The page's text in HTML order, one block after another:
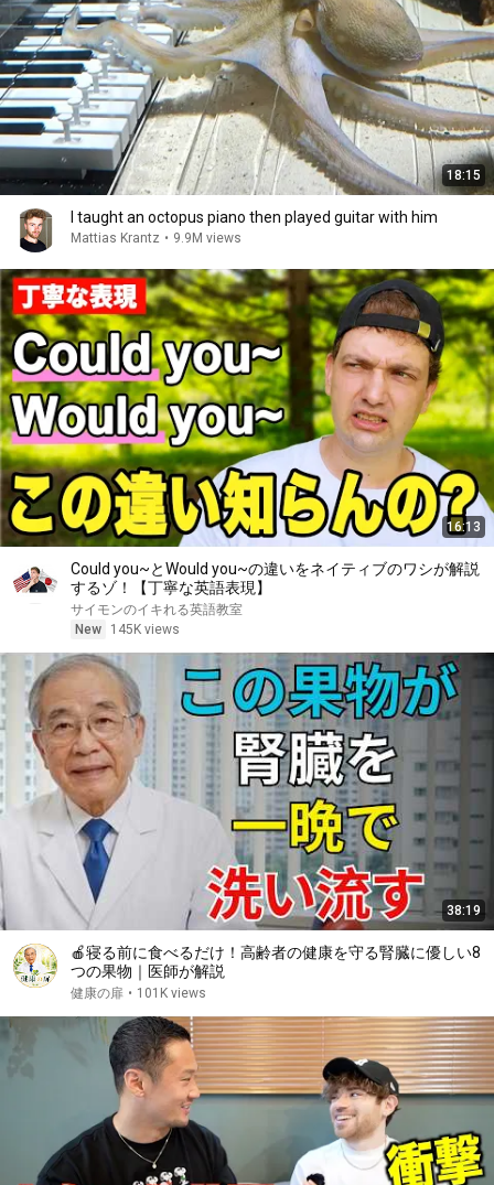
18:15
I taught an octopus piano then played guitar with him
Mattias Krantz • 9.9M views
16:13
Could you~とWould you~の違いをネイティブのワシが解説
するゾ！【丁寧な英語表現】
サイモンのイキれる英語教室
New
145K views
38:19
🍎寝る前に食べるだけ！高齢者の健康を守る腎臓に優しい8
つの果物｜医師が解説
健康の扉 • 101K views